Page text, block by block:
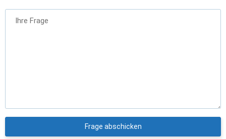
Ihre Frage
Frage abschicken